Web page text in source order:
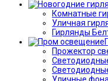
Комнатные
Уличная
Гирлянды
Прожектор
Уличные